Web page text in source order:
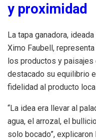
y proximidad
La tapa ganadora,
Ximo Faubell,
los productos y paisajes
destacado su equilibrio
fidelidad al producto
“La idea era llevar al
agua, el arrozal, el
solo bocado”,